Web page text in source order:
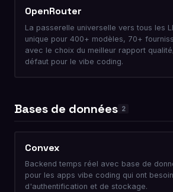
OpenRouter
La passerelle universelle vers tous les
unique pour 400+ modèles, 70+
avec le choix du meilleur rapport
défaut pour le vibe coding.
Bases de données 2
Convex
Backend temps réel avec base de
pour les apps vibe coding qui ont
d'authentification et de stockage.